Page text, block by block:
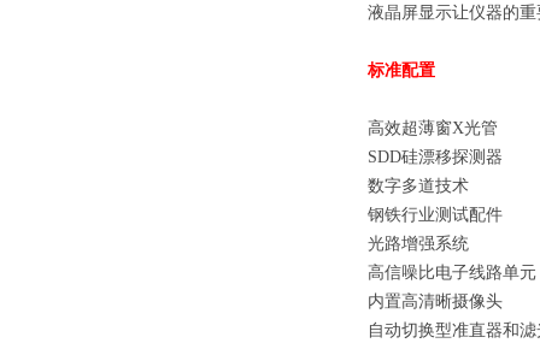
液晶屏显示让仪器的
标准配置
高效超薄窗X光管
SDD硅漂移探测器
数字多道技术
钢铁行业测试配件
光路增强系统
高信噪比电子线路单元
内置高清晰摄像头
自动切换型准直器和